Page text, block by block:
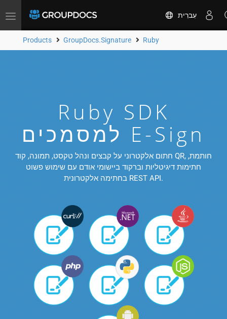
Toggle
עִברִית
Products GroupDocs.Signature Ruby
Ruby SDK
למסמכים E-Sign
חתום אלקטרוני על קבצים ונהל טקסט, תמונה, קוד QR, חותמת,
חתימות דיגיטליות וברקוד ביישומי אודם עם שימוש פשוט
בחתימה אלקטרונית REST API.